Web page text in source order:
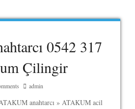
0542 317
Çilingir
admin
anahtarcı » ATAKUM acil